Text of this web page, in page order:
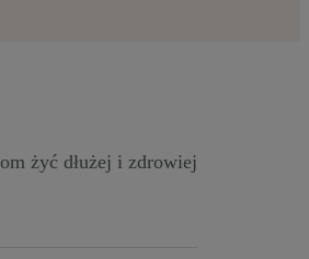
żyć dłużej i zdrowiej